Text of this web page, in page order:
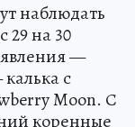
наблюдать
29 на 30
—
с
Moon. С
коренные